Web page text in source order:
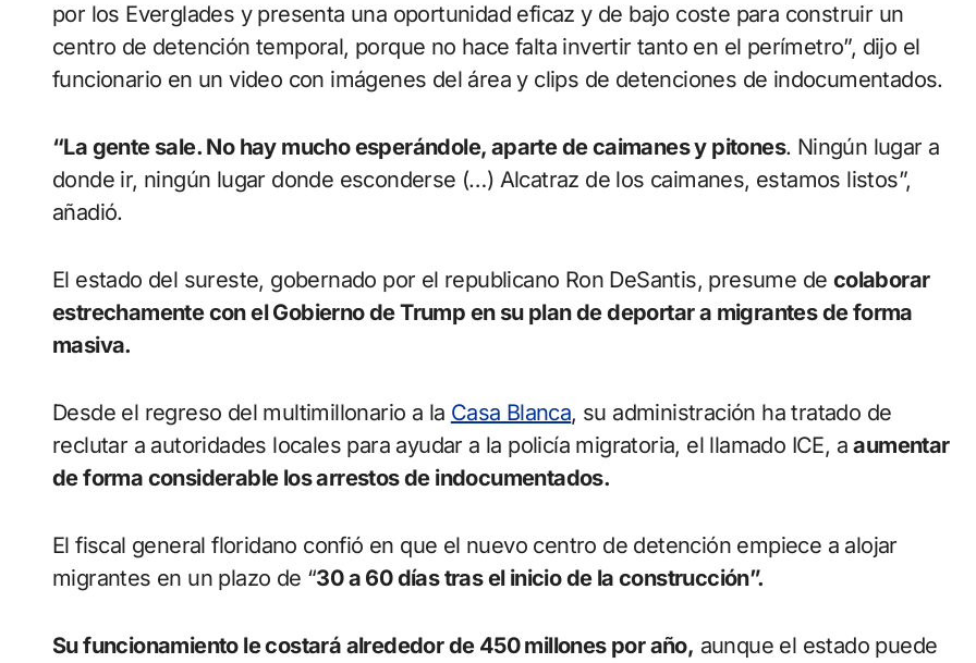
por los Everglades y presenta una oportunidad eficaz y de bajo coste para construir un
centro de detención temporal, porque no hace falta invertir tanto en el perímetro”, dijo el
funcionario en un video con imágenes del área y clips de detenciones de indocumentados.
“La gente sale. No hay mucho esperándole, aparte de caimanes y pitones. Ningún lugar a
donde ir, ningún lugar donde esconderse (…) Alcatraz de los caimanes, estamos listos”,
añadió.
El estado del sureste, gobernado por el republicano Ron DeSantis, presume de colaborar
estrechamente con el Gobierno de Trump en su plan de deportar a migrantes de forma
masiva.
Desde el regreso del multimillonario a la Casa Blanca, su administración ha tratado de
reclutar a autoridades locales para ayudar a la policía migratoria, el llamado ICE, aaumentar
de forma considerable los arrestos de indocumentados.
El fiscal general floridano confió en que el nuevo centro de detención empiece a alojar
migrantes en un plazo de “30 a 60 días tras el inicio de la construcción”.
Su funcionamiento le costará alrededor de 450 millones por año, aunque el estado puede